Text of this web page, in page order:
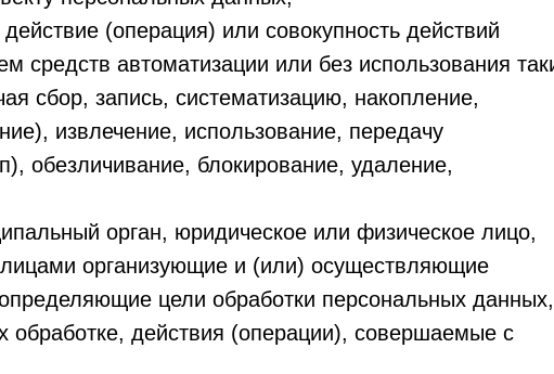
(операция) или совокупность действий
средств автоматизации или без использования
сбор, запись, систематизацию, накопление,
извлечение, использование, передачу
обезличивание, блокирование, удаление,
орган, юридическое или физическое лицо,
организующие и (или) осуществляющие
цели обработки персональных данных,
действия (операции), совершаемые с